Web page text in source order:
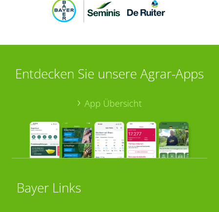
Entdecken Sie unsere Agrar-Apps
App Übersicht
Bayer Links